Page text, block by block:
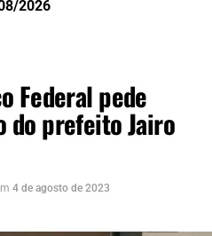
2026
Federal pede
do prefeito Jairo
4 de agosto de 2023